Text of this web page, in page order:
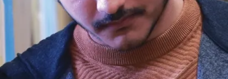
l’innovation et de
l’entrepreneuriat,
un travail qui lui a
permis de mieux
comprendre les